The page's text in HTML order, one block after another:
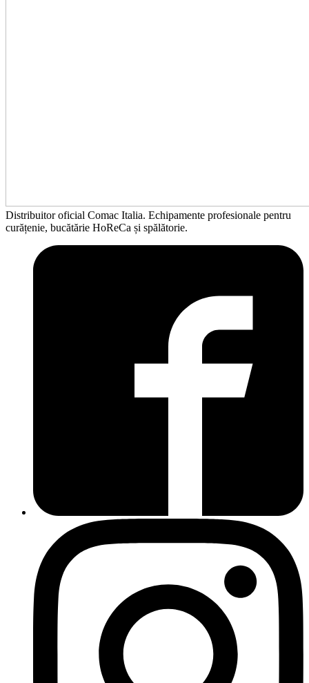
Distribuitor oficial Comac Italia. Echipamente profesionale pentru
curățenie, bucătărie HoReCa și spălătorie.